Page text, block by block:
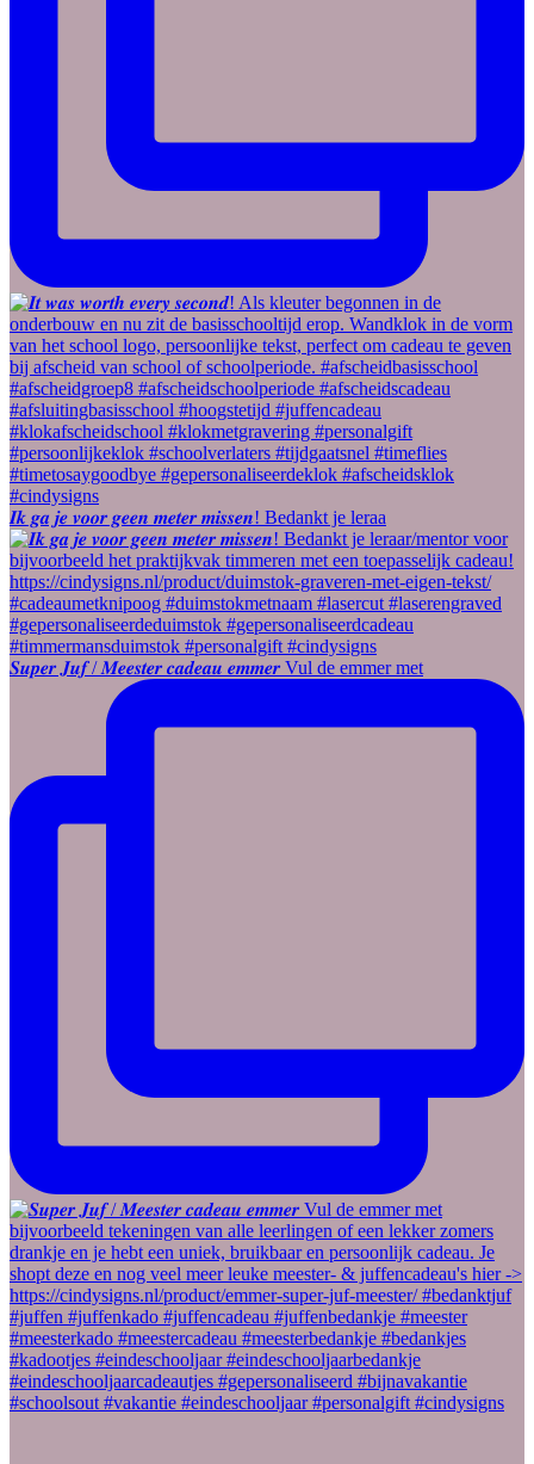
𝑰𝒌 𝒈𝒂 𝒋𝒆 𝒗𝒐𝒐𝒓 𝒈𝒆𝒆𝒏 𝒎𝒆𝒕𝒆𝒓 𝒎𝒊𝒔𝒔𝒆𝒏! Bedankt je leraa
𝑺𝒖𝒑𝒆𝒓 𝑱𝒖𝒇 / 𝑴𝒆𝒆𝒔𝒕𝒆𝒓 𝒄𝒂𝒅𝒆𝒂𝒖 𝒆𝒎𝒎𝒆𝒓 Vul de emmer met